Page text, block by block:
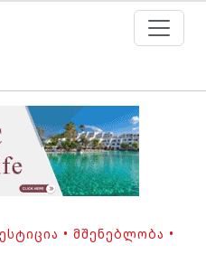
• ᲛᲨᲔᲜᲔᲑᲚᲝᲑᲐ •